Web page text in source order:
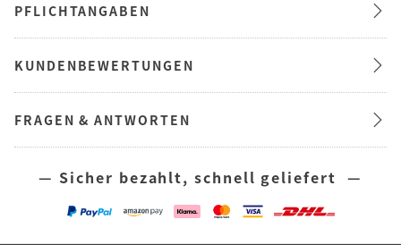
PFLICHTANGABEN
KUNDENBEWERTUNGEN
FRAGEN & ANTWORTEN
— Sicher bezahlt, schnell geliefert —